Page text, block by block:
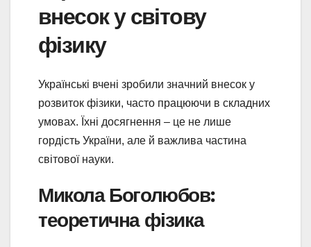
внесок у світову
фізику
Українські вчені зробили значний внесок у
розвиток фізики, часто працюючи в складних
умовах. Їхні досягнення – це не лише
гордість України, але й важлива частина
світової науки.
Микола Боголюбов:
теоретична фізика